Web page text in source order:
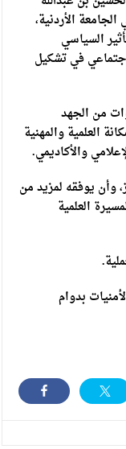
الأردنية،
السياسي
في تشكيل
من الجهد
العلمية والمهنية
والأكاديمي.
وأن يوفقه لمزيد من
العلمية
بدوام